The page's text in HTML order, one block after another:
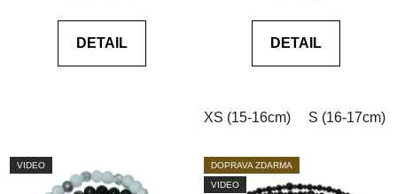
z
DETAIL DETAIL
XS (15-16cm) S (16-17cm)
VIDEO
DOPRAVA ZDARMA
VIDEO